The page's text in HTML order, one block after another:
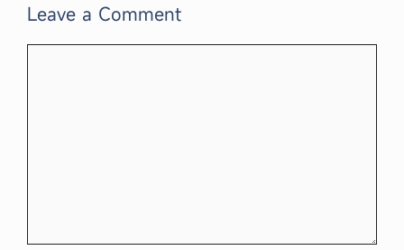
Leave a Comment